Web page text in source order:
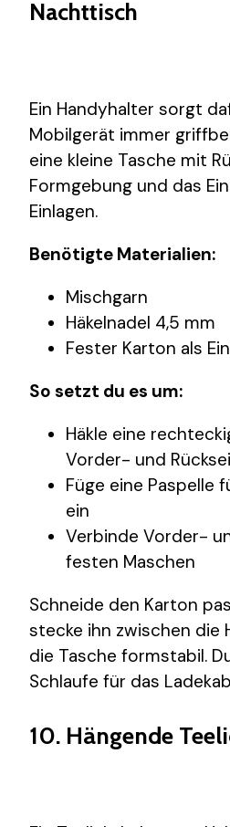
Nachttisch
Ein Handyhalter sorgt
Mobilgerät immer
eine kleine Tasche mit
Formgebung und das
Einlagen.
Benötigte Materialien:
Mischgarn
Häkelnadel 4,5 mm
Fester Karton als
So setzt du es um:
Häkle eine
Vorder- und
Füge eine Paspelle
ein
Verbinde Vorder-
festen Maschen
Schneide den Karton
stecke ihn zwischen die
die Tasche formstabil.
Schlaufe für das
10. Hängende